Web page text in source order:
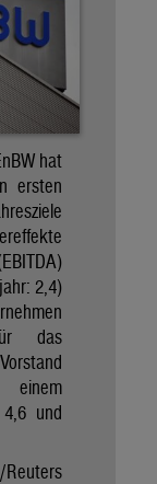
hat
ersten
2,4)
das
4,6 und
Reuters